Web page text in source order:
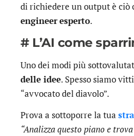
di richiedere un output è
engineeresperto.
# L’AI come
Uno dei modi più
delle idee. Spesso siamo
“avvocato del diavolo”.
Prova a sottoporre la tua
“Analizza questo piano e